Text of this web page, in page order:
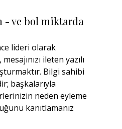
- ve bol miktarda
lideri olarak
ileten yazılı
Bilgi sahibi
başkalarıyla
neden eyleme
kanıtlamanız